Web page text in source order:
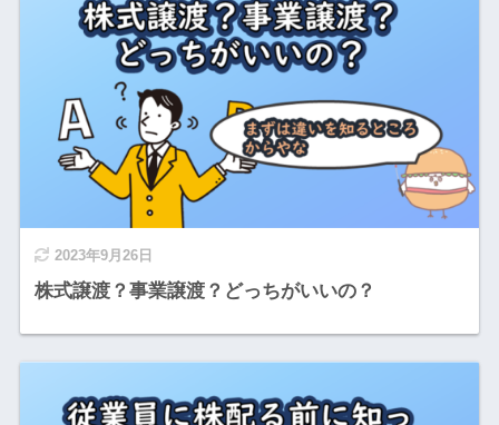
2023年9月26日
株式譲渡？事業譲渡？どっちがいいの？